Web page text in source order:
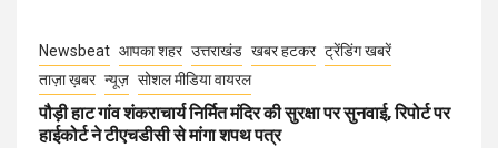
Newsbeat आपका शहर उत्तराखंड खबर हटकर ट्रेंडिंग खबरें
ताज़ा ख़बर न्यूज़ सोशल मीडिया वायरल
पौड़ी हाट गांव शंकराचार्य निर्मित मंदिर की सुरक्षा पर सुनवाई, रिपोर्ट पर
हाईकोर्ट ने टीएचडीसी से मांगा शपथ पत्र